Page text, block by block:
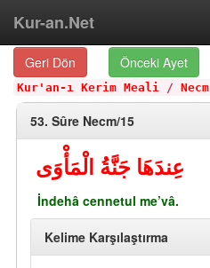
Kur-an.Net
Geri Dön Önceki Ayet
Kur'an-ı Kerim Meali / Necm
53. Sûre Necm/15
عِندَهَا جَنَّةُ الْمَأْوَى
İndehâ cennetul me’vâ.
Kelime Karşılaştırma